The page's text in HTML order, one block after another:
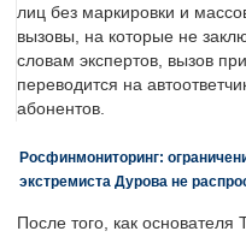
лиц без маркировки и
вызовы, на которые не
словам экспертов, вызов
переводится на
абонентов.
Росфинмониторинг:
экстремиста Дурова не
После того, как